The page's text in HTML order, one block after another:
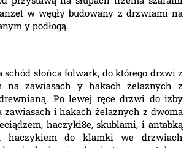
w węgły budowany z drzwiami na
y podłogą.
schód słońca folwark, do którego drzwi z
na zawiasach y hakach żelaznych z
Po lewej ręce drzwi do izby
zawiasach i hakach żelaznych z dwoma
haczyki8e, skublami, i antabką
haczykiem do klamki we drzwiach